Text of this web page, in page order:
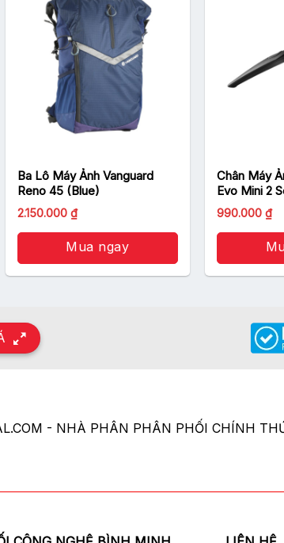
cách sử dụng những nguyên liệu cao cấp, túi có
Ba Lô Máy Ảnh Vanguard
Reno 45 (Blue)
2.150.000 ₫
Mua ngay
Chân Máy
Evo Mini 2
990.000₫
- NHÀ PHÂN PHÂN PHỐI CHÍNH